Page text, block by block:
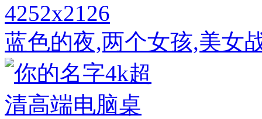
4252x2126
蓝色的夜,两个女孩,美女